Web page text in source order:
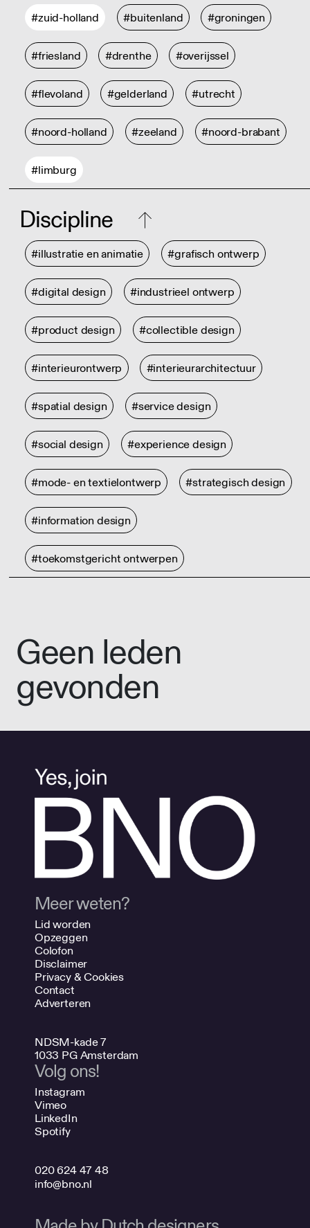
#zuid-holland #buitenland #groningen
#friesland #drenthe #overijssel
#flevoland #gelderland #utrecht
#noord-holland #zeeland #noord-brabant
#limburg
Discipline
#illustratie en animatie #grafisch ontwerp
#digital design #industrieel ontwerp
#product design #collectible design
#interieurontwerp #interieurarchitectuur
#spatial design #service design
#social design #experience design
#mode- en textielontwerp #strategisch design
#information design
#toekomstgericht ontwerpen
Geen leden
gevonden
Meer weten?
Lid worden
Opzeggen
Colofon
Disclaimer
Privacy & Cookies
Contact
Adverteren
NDSM-kade 7
1033 PG Amsterdam
Volg ons!
Instagram
Vimeo
LinkedIn
Spotify
020 624 47 48
info@bno.nl